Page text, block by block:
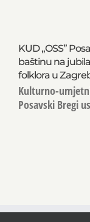
KUD „OSS”
baštinu na
folklora u
Kulturno-
Posavski Bregi